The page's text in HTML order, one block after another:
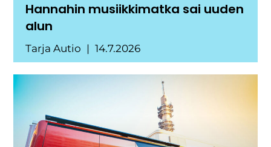
Hannahin musiikkimatka sai uuden
alun
Tarja Autio 14.7.2026